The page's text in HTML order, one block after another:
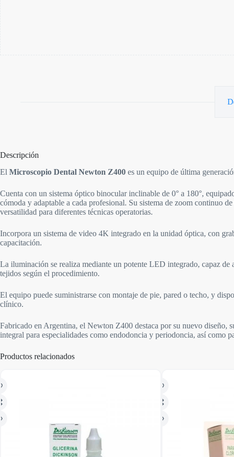
Descripción
El Microscopio Dental Newton Z400 es un equipo de última
Cuenta con un sistema óptico binocular inclinable de 0° a 180°,
cómoda y adaptable a cada profesional. Su sistema de zoom continuo
versatilidad para diferentes técnicas operatorias.
Incorpora un sistema de video 4K integrado en la unidad óptica, con
capacitación.
La iluminación se realiza mediante un potente LED integrado, capaz
tejidos según el procedimiento.
El equipo puede suministrarse con montaje de pie, pared o techo, y
clínico.
Fabricado en Argentina, el Newton Z400 destaca por su nuevo diseño,
integral para especialidades como endodoncia y periodoncia, así como
Productos relacionados